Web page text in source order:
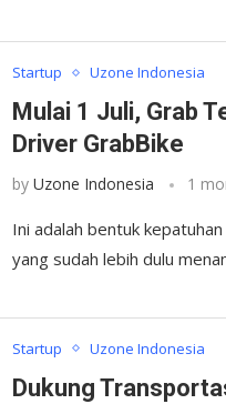
Startup Uzone Indonesia
Mulai 1 Juli, Grab
Driver GrabBike
byUzone Indonesia 1
Ini adalah bentuk
yang sudah lebih dulu
Startup Uzone Indonesia
Dukung